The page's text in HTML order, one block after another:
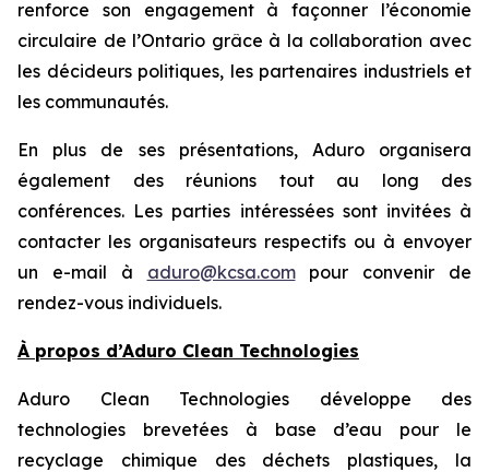
renforce son engagement à façonner l’économie
circulaire de l’Ontario grâce à la collaboration avec
les décideurs politiques, les partenaires industriels et
les communautés.
En plus de ses présentations, Aduro organisera
également des réunions tout au long des
conférences. Les parties intéressées sont invitées à
contacter les organisateurs respectifs ou à envoyer
un e-mail à aduro@kcsa.compour convenir de
rendez-vous individuels.
À propos d’Aduro Clean Technologies
Aduro Clean Technologies développe des
technologies brevetées à base d’eau pour le
recyclage chimique des déchets plastiques, la